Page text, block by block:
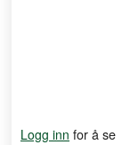
Logg inn for å se